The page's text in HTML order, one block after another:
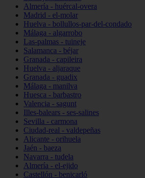
Almería - huércal-overa
Madrid - el-molar
Huelva - bollullos-par-del-condado
Málaga - algarrobo
Las-palmas - tuineje
Salamanca - béjar
Granada - capileira
Huelva - aljaraque
Granada - guadix
Málaga - manilva
Huesca - barbastro
Valencia - sagunt
Illes-balears - ses-salines
Sevilla - carmona
Ciudad-real - valdepeñas
Alicante - orihuela
Jaén - baeza
Navarra - tudela
Almería - el-ejido
Castellón - benicarló